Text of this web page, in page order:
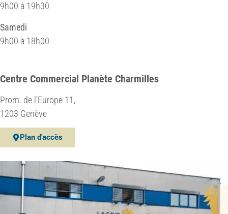
9h00 à 19h30
Samedi
9h00 à 18h00
Centre Commercial Planète Charmilles
Prom. de l’Europe 11,
1203 Genève
Plan d'accès